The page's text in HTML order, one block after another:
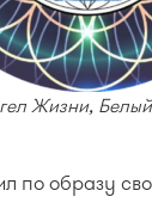
Жизни,
по образу